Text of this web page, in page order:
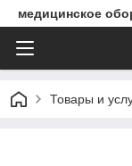
медицинское
Товары и